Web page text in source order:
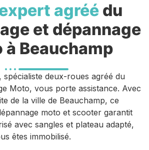
agréé du
et dépannage
à Beauchamp
, spécialiste deux-roues agréé du
Moto, vous porte assistance. Avec
de la ville de Beauchamp, ce
moto et scooter garantit
avec sangles et plateau adapté,
êtes immobilisé.